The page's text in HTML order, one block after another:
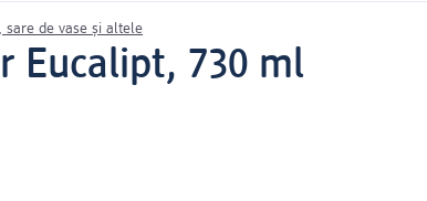
sare de vase și altele
Eucalipt, 730 ml